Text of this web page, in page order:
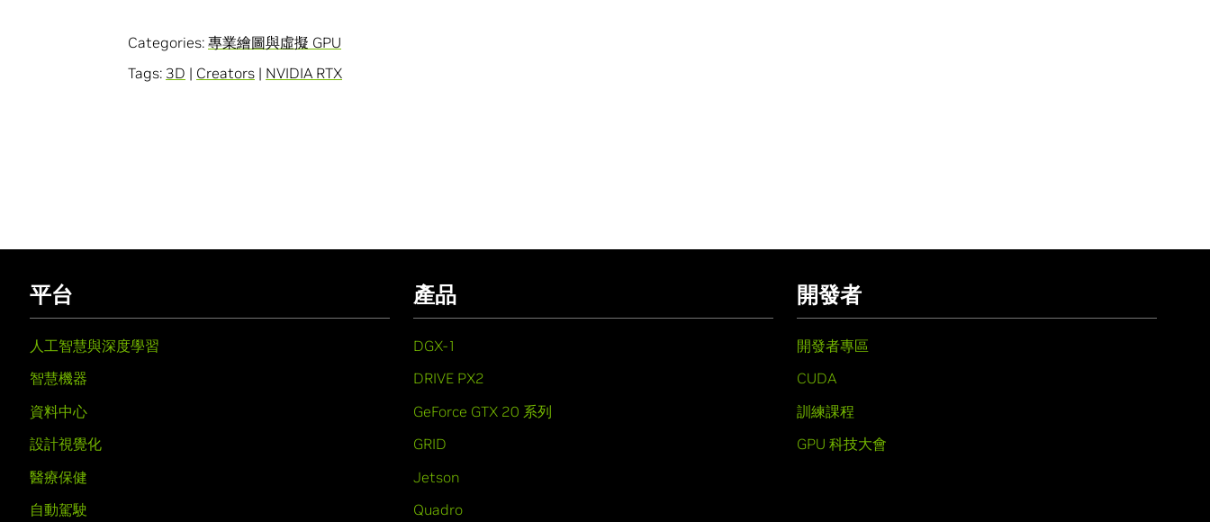
Categories: 專業繪圖與虛擬 GPU
Tags: 3D | Creators | NVIDIA RTX
平台
人工智慧與深度學習
智慧機器
資料中心
設計視覺化
醫療保健
自動駕駛
產品
DGX-1
DRIVE PX2
GeForce GTX 20 系列
GRID
Jetson
Quadro
開發者
開發者專區
CUDA
訓練課程
GPU 科技大會